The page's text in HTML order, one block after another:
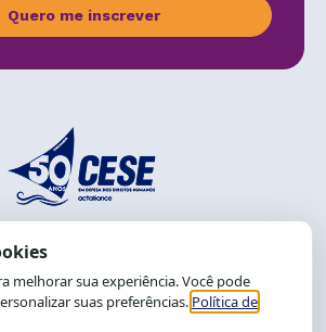
Quero me inscrever
R. da Graça, 150. Graça
CEP: 40.150-055
Salvador-BA, Brasil.
5457, Cel.: (71) 9 9239-2104 ou 2105